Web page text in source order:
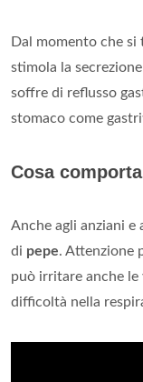
Dal momento che si
stimola la
soffre di reflusso
stomaco come
Cosa
Anche agli anziani e
di pepe. Attenzione
può irritare anche le
difficoltà nella